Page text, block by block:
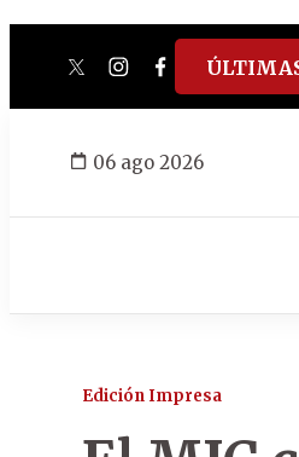
twitterinstagram
facebook
tiktok
06 ago 2026
Edición Impresa